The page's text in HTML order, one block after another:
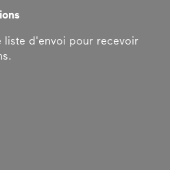
liste d'envoi pour recevoir